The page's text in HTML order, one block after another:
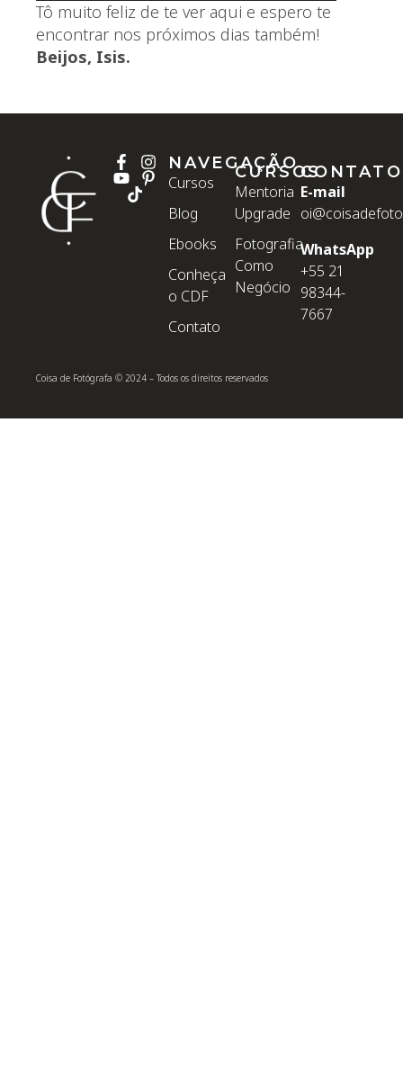
Tô muito feliz de te ver aqui e espero te
encontrar nos próximos dias também!
Beijos, Isis.
NAVEGAÇÃO
Cursos
Blog
Ebooks
Conheça
o CDF
Contato
CURSOS
Mentoria
Upgrade
Fotografia
Como
Negócio
CONTATO
E-mail
WhatsApp
+55 21
98344-
7667
Coisa de Fotógrafa © 2024 – Todos os direitos reservados